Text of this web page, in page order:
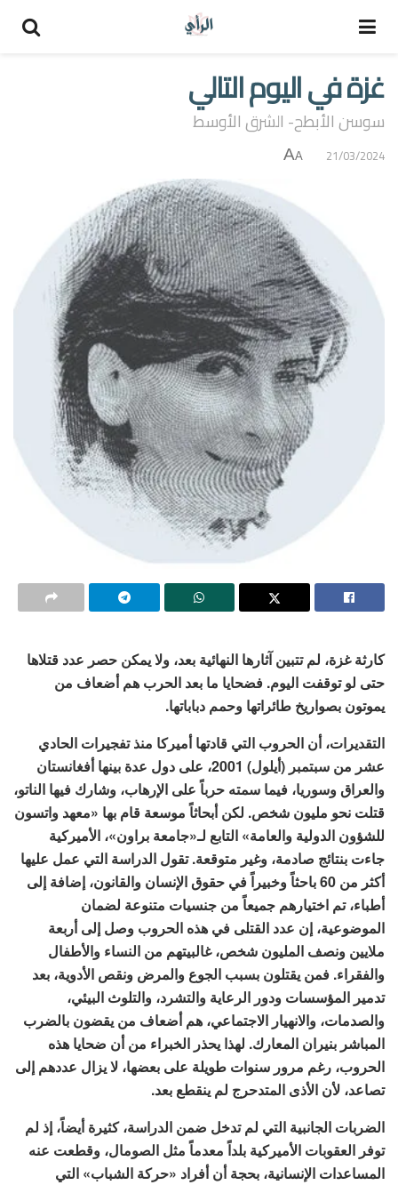
غزة في اليوم التالي
سوسن الأبطح- الشرق الأوسط
21/03/2024
A
A
كارثة غزة، لم تتبين آثارها النهائية بعد، ولا يمكن حصر عدد قتلاها
حتى لو توقفت اليوم. فضحايا ما بعد الحرب هم أضعاف من
يموتون بصواريخ طائراتها وحمم دباباتها.
التقديرات، أن الحروب التي قادتها أميركا منذ تفجيرات الحادي
عشر من سبتمبر (أيلول) 2001، على دول عدة بينها أفغانستان
والعراق وسوريا، فيما سمته حرباً على الإرهاب، وشارك فيها الناتو،
قتلت نحو مليون شخص. لكن أبحاثاً موسعة قام بها «معهد واتسون
للشؤون الدولية والعامة» التابع لـ«جامعة براون»، الأميركية
جاءت بنتائج صادمة، وغير متوقعة. تقول الدراسة التي عمل عليها
أكثر من 60 باحثاً وخبيراً في حقوق الإنسان والقانون، إضافة إلى
أطباء، تم اختيارهم جميعاً من جنسيات متنوعة لضمان
الموضوعية، إن عدد القتلى في هذه الحروب وصل إلى أربعة
ملايين ونصف المليون شخص، غالبيتهم من النساء والأطفال
والفقراء. فمن يقتلون بسبب الجوع والمرض ونقص الأدوية، بعد
تدمير المؤسسات ودور الرعاية والتشرد، والتلوث البيئي،
والصدمات، والانهيار الاجتماعي، هم أضعاف من يقضون بالضرب
المباشر بنيران المعارك. لهذا يحذر الخبراء من أن ضحايا هذه
الحروب، رغم مرور سنوات طويلة على بعضها، لا يزال عددهم إلى
تصاعد، لأن الأذى المتدحرج لم ينقطع بعد.
الضربات الجانبية التي لم تدخل ضمن الدراسة، كثيرة أيضاً، إذ لم
توفر العقوبات الأميركية بلداً معدماً مثل الصومال، وقطعت عنه
المساعدات الإنسانية، بحجة أن أفراد «حركة الشباب» التي